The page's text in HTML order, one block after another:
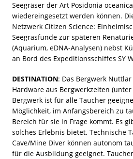
Seegräser der Art Posidonia
wiedereingesetzt werden können.
Netzwerk Citizen Science:
Seegrasfunde zur späteren
(Aquarium, eDNA-Analysen) nebst
an Bord des Expeditionsschiffes SY
DESTINATION: Das Bergwerk
Hardware aus Bergwerkzeiten
Bergwerk ist für alle Taucher
Möglichkeit, im Anfangsbereich zu
Bereich für sie in Frage kommt. Es
solches Erlebnis bietet. Technische
Cave/Mine Diver können autonom
für die Ausbildung geeignet.